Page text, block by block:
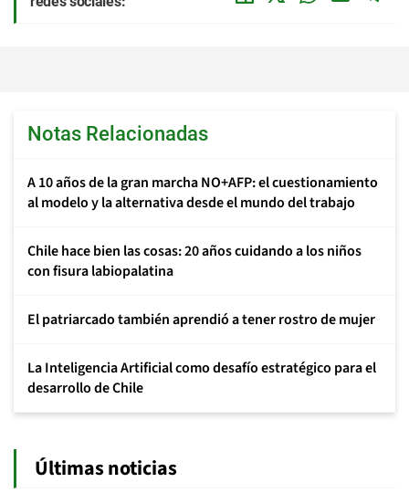
Notas Relacionadas
A 10 años de la gran marcha NO+AFP: el cuestionamiento
al modelo y la alternativa desde el mundo del trabajo
Chile hace bien las cosas: 20 años cuidando a los niños
con fisura labiopalatina
El patriarcado también aprendió a tener rostro de mujer
La Inteligencia Artificial como desafío estratégico para el
desarrollo de Chile
Últimas noticias